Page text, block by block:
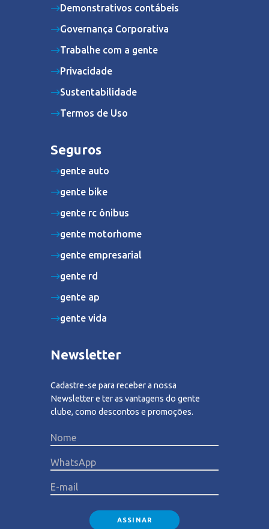
Demonstrativos contábeis
Governança Corporativa
Trabalhe com a gente
Privacidade
Sustentabilidade
Termos de Uso
Seguros
gente auto
gente bike
gente rc ônibus
gente motorhome
gente empresarial
gente rd
gente ap
gente vida
Newsletter
Cadastre-se para receber a nossa
Newsletter e ter as vantagens do gente
clube, como descontos e promoções.